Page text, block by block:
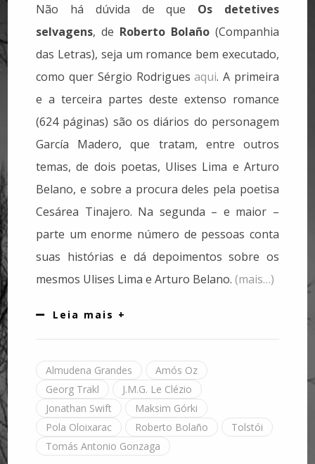
Não há dúvida de que Os detetives
selvagens, de Roberto Bolaño(Companhia
das Letras), seja um romance bem executado,
como quer Sérgio Rodriguesaqui. A primeira
e a terceira partes deste extenso romance
(624 páginas) são os diários do personagem
García Madero, que tratam, entre outros
temas, de dois poetas, Ulises Lima e Arturo
Belano, e sobre a procura deles pela poetisa
Cesárea Tinajero. Na segunda – e maior –
parte um enorme número de pessoas conta
suas histórias e dá depoimentos sobre os
mesmos Ulises Lima e Arturo Belano.(mais…)
Leia mais +
Almudena Grandes
Amós Oz
Georg Trakl
J.M.G. Le Clézio
Jonathan Swift
Maksim Górki
Pola Oloixarac
Roberto Bolaño
Tolstói
Tomás Antonio Gonzaga